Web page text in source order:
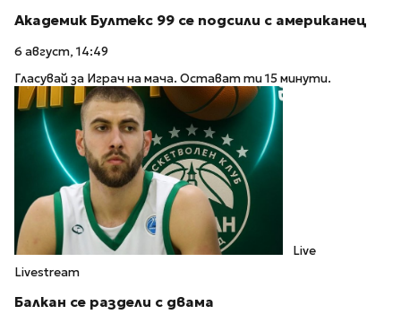
Академик Бултекс 99 се подсили с американец
6 август, 14:49
Гласувай за Играч на мача. Остават ти 15 минути.
Live
Livestream
Балкан се раздели с двама